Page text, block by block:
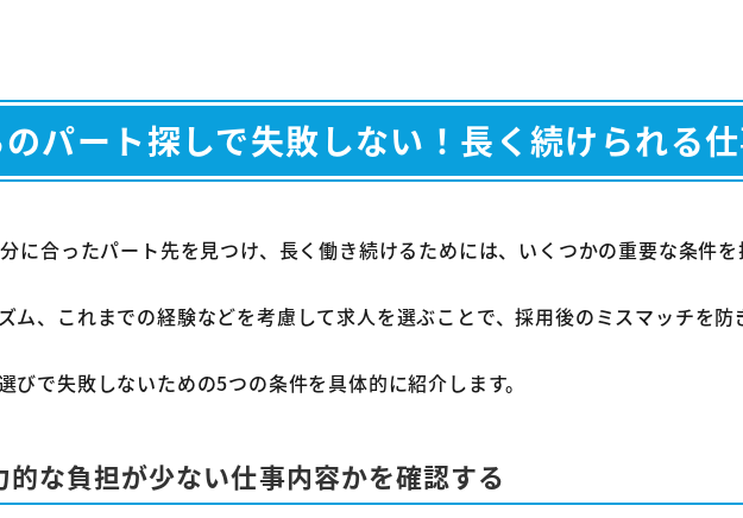
パート探しで失敗しない！長く続けられる
に合ったパート先を見つけ、長く働き続けるためには、いくつかの重要な条件
ム、これまでの経験などを考慮して求人を選ぶことで、採用後のミスマッチを
びで失敗しないための5つの条件を具体的に紹介します。
的な負担が少ない仕事内容かを確認する